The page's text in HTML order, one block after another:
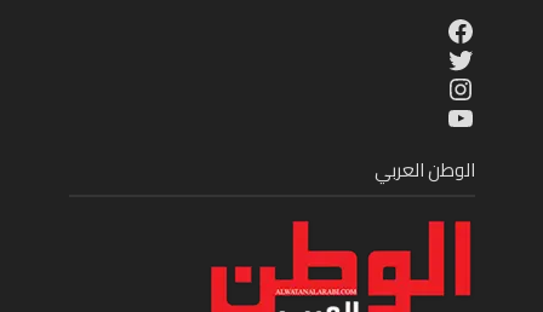
Facebook
Twitter
Instagram
YouTube
الوطن العربي